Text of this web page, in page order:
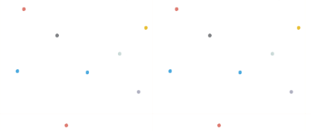
Baca selengkapnya